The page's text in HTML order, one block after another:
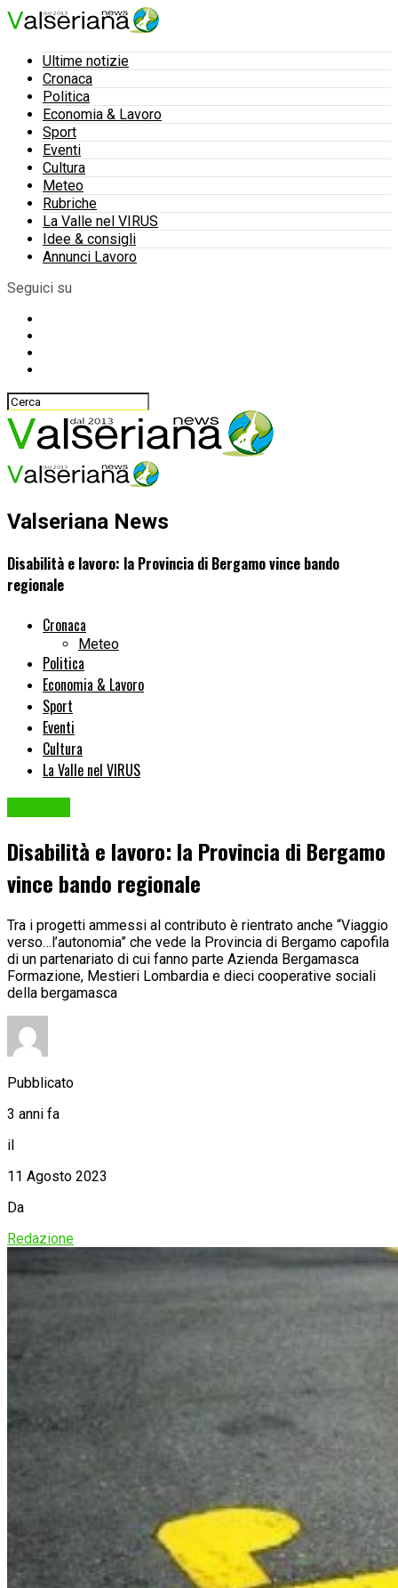
Ultime notizie
Cronaca
Politica
Economia & Lavoro
Sport
Eventi
Cultura
Meteo
Rubriche
La Valle nel VIRUS
Idee & consigli
Annunci Lavoro
Seguici su
Valseriana News
Disabilità e lavoro: la Provincia di Bergamo vince bando
regionale
Cronaca
Meteo
Politica
Economia & Lavoro
Sport
Eventi
Cultura
La Valle nel VIRUS
Disabilità e lavoro: la Provincia di Bergamo
vince bando regionale
Tra i progetti ammessi al contributo è rientrato anche “Viaggio
verso…l’autonomia” che vede la Provincia di Bergamo capofila
di un partenariato di cui fanno parte Azienda Bergamasca
Formazione, Mestieri Lombardia e dieci cooperative sociali
della bergamasca
Pubblicato
3 anni fa
il
11 Agosto 2023
Da
Redazione